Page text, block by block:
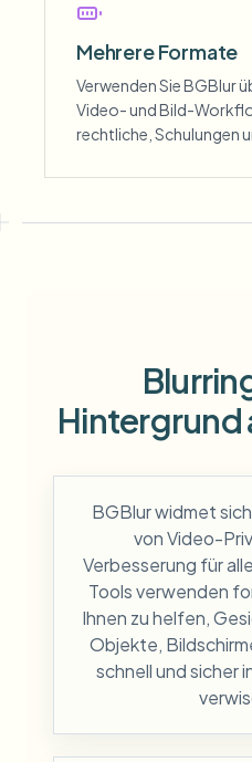
Mehrere Formate
Verwenden Sie BGBlur
Video- und Bild-
rechtliche, Schulungen
BGBlur widmet
von Video-
Verbesserung für
Tools verwenden
Ihnen zu helfen,
Objekte,
schnell und sicher